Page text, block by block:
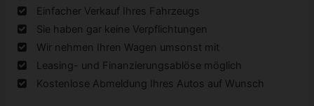
Einfacher Verkauf Ihres Fahrzeugs
Sie haben gar keine Verpflichtungen
Wir nehmen Ihren Wagen umsonst mit
Leasing- und Finanzierungsablöse möglich
Kostenlose Abmeldung Ihres Autos auf Wunsch